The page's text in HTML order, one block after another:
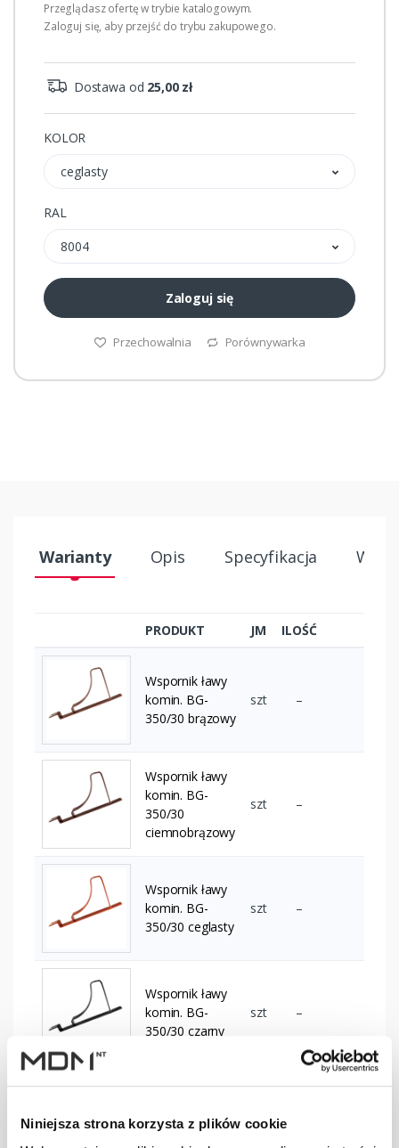
Niniejsza strona korzysta z plików cookie
Przeglądasz ofertę w trybie katalogowym.
Zaloguj się, aby przejść do trybu zakupowego.
Dostawa od 25,00 zł
KOLOR
ceglasty
RAL
8004
Zaloguj się
Przechowalnia Porównywarka
Warianty Opis Specyfikacja
PRODUKT JM ILOŚĆ
Wspornik ławy
komin. BG-
350/30 brązowy
szt –
Wspornik ławy
komin. BG-
350/30
ciemnobrązowy
szt –
Wspornik ławy
komin. BG-
350/30 ceglasty
szt –
Wspornik ławy
komin. BG-
350/30 czarny
szt –
Wspornik ławy
350/30